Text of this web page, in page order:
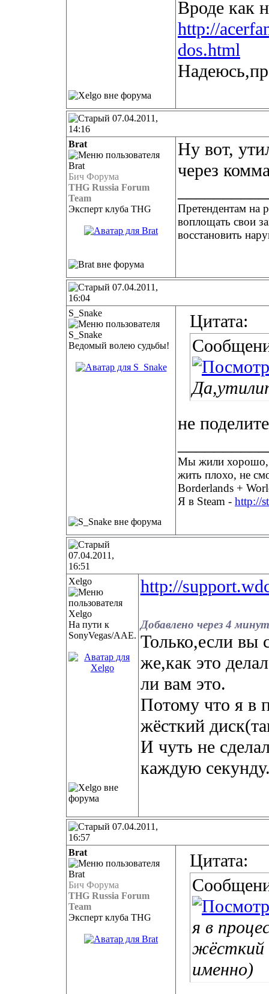
Вроде как
http://
dos.html
07.04.2011,
14:16
Brat
Бич Форума
THG Russia Forum
Team
Эксперт клуба THG
Ну вот,
через
Претендентам на
воплощать свои
восстановить
07.04.2011,
16:04
S_Snake
Ведомый волею судьбы!
Цитата:
не
Мы жили хорошо,
жить плохо, не
Borderlands +
Я в Steam - http://
07.04.2011,
16:51
Xelgo
На пути к
SonyVegas/AAE.
http://
Добавлено через 4
Только,если вы
же,как это
ли вам это.
Потому что я в
жёсткий
И чуть не
каждую
07.04.2011,
16:57
Brat
Бич Форума
THG Russia Forum
Team
Эксперт клуба THG
Цитата:
я в
жёсткий
именно)